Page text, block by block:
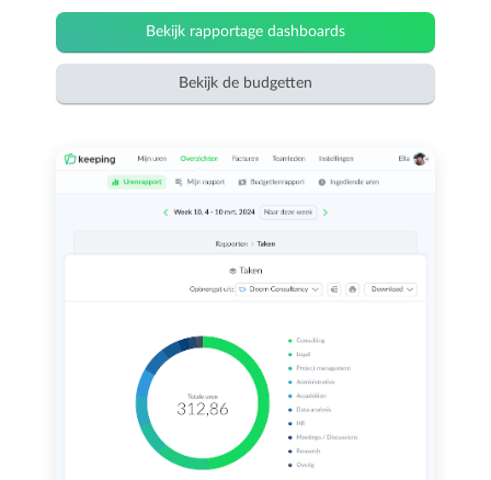
Bekijk rapportage dashboards
Bekijk de budgetten